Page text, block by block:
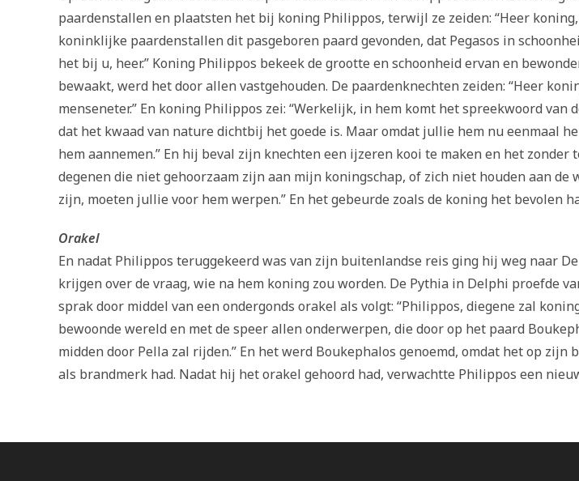
paardenstallen en plaatsten het bij koning Philippos, terwijl ze zeiden: “Heer
koninklijke paardenstallen dit pasgeboren paard gevonden, dat Pegasos in
het bij u, heer.” Koning Philippos bekeek de grootte en schoonheid ervan en
bewaakt, werd het door allen vastgehouden. De paardenknechten zeiden: “Heer
menseneter.” En koning Philippos zei: “Werkelijk, in hem komt het spreekwoord van
dat het kwaad van nature dichtbij het goede is. Maar omdat jullie hem nu eenmaal
hem aannemen.” En hij beval zijn knechten een ijzeren kooi te maken en het zonder
degenen die niet gehoorzaam zijn aan mijn koningschap, of zich niet houden aan
zijn, moeten jullie voor hem werpen.” En het gebeurde zoals de koning het bevolen
Orakel
En nadat Philippos teruggekeerd was van zijn buitenlandse reis ging hij weg naar
krijgen over de vraag, wie na hem koning zou worden. De Pythia in Delphi proefde
sprak door middel van een ondergonds orakel als volgt: “Philippos, diegene zal
bewoonde wereld en met de speer allen onderwerpen, die door op het paard
midden door Pella zal rijden.” En het werd Boukephalos genoemd, omdat het op zijn
als brandmerk had. Nadat hij het orakel gehoord had, verwachtte Philippos een